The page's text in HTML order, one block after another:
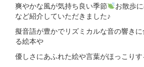
爽やかな風が気持ち良い季節
お散歩
など紹介していただきました♪
擬音語が豊かでリズミカルな音の響き
る絵本や
優しさにあふれた絵や言葉がほっこりす